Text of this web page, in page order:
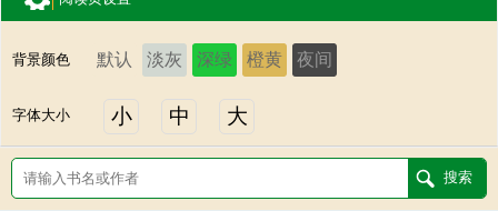
背景颜色 默认 淡灰 深绿 橙黄 夜间
字体大小 小 中 大